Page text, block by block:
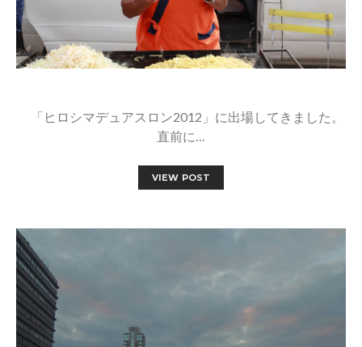
「ヒロシマデュアスロン2012」に出場してきました。
直前に…
VIEW POST